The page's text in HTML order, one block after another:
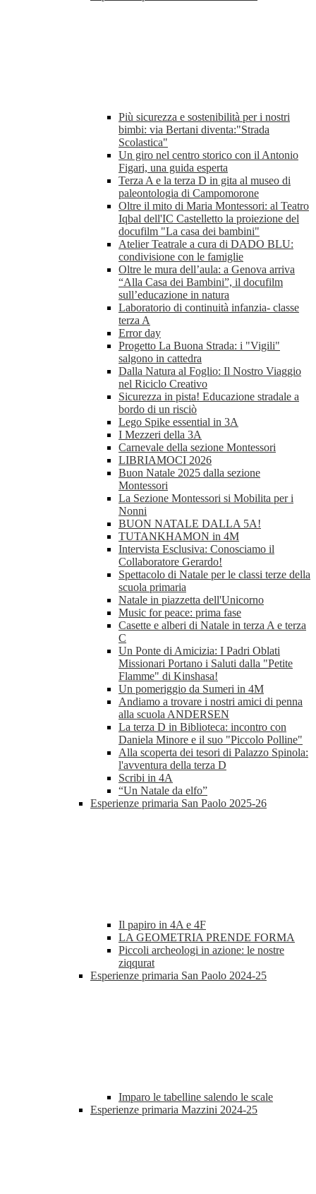
Più sicurezza e sostenibilità per i nostri
bimbi: via Bertani diventa:"Strada
Scolastica"
Un giro nel centro storico con il Antonio
Figari, una guida esperta
Terza A e la terza D in gita al museo di
paleontologia di Campomorone
Oltre il mito di Maria Montessori: al Teatro
Iqbal dell'IC Castelletto la proiezione del
docufilm "La casa dei bambini"
Atelier Teatrale a cura di DADO BLU:
condivisione con le famiglie
Oltre le mura dell’aula: a Genova arriva
“Alla Casa dei Bambini”, il docufilm
sull’educazione in natura
Laboratorio di continuità infanzia- classe
terza A
Error day
Progetto La Buona Strada: i "Vigili"
salgono in cattedra
Dalla Natura al Foglio: Il Nostro Viaggio
nel Riciclo Creativo
Sicurezza in pista! Educazione stradale a
bordo di un risciò
Lego Spike essential in 3A
I Mezzeri della 3A
Carnevale della sezione Montessori
LIBRIAMOCI 2026
Buon Natale 2025 dalla sezione
Montessori
La Sezione Montessori si Mobilita per i
Nonni
BUON NATALE DALLA 5A!
TUTANKHAMON in 4M
Intervista Esclusiva: Conosciamo il
Collaboratore Gerardo!
Spettacolo di Natale per le classi terze della
scuola primaria
Natale in piazzetta dell'Unicorno
Music for peace: prima fase
Casette e alberi di Natale in terza A e terza
C
Un Ponte di Amicizia: I Padri Oblati
Missionari Portano i Saluti dalla "Petite
Flamme" di Kinshasa!
Un pomeriggio da Sumeri in 4M
Andiamo a trovare i nostri amici di penna
alla scuola ANDERSEN
La terza D in Biblioteca: incontro con
Daniela Minore e il suo "Piccolo Polline"
Alla scoperta dei tesori di Palazzo Spinola:
l'avventura della terza D
Scribi in 4A
“Un Natale da elfo”
Esperienze primaria San Paolo 2025-26
Il papiro in 4A e 4F
LA GEOMETRIA PRENDE FORMA
Piccoli archeologi in azione: le nostre
ziqqurat
Esperienze primaria San Paolo 2024-25
Imparo le tabelline salendo le scale
Esperienze primaria Mazzini 2024-25